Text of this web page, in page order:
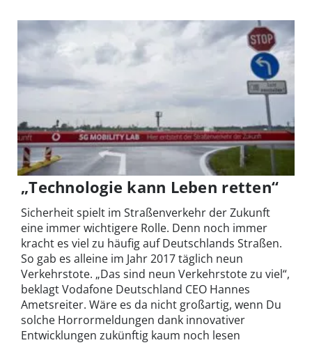
„Technologie kann Leben retten“
Sicherheit spielt im Straßenverkehr der Zukunft
eine immer wichtigere Rolle. Denn noch immer
kracht es viel zu häufig auf Deutschlands Straßen.
So gab es alleine im Jahr 2017 täglich neun
Verkehrstote. „Das sind neun Verkehrstote zu viel“,
beklagt Vodafone Deutschland CEO Hannes
Ametsreiter. Wäre es da nicht großartig, wenn Du
solche Horrormeldungen dank innovativer
Entwicklungen zukünftig kaum noch lesen